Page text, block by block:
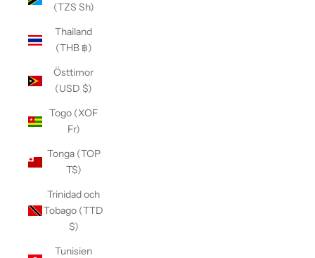
(TZS Sh)
Thailand
(THB ฿)
Östtimor
(USD $)
Togo (XOF
Fr)
Tonga (TOP
T$)
Trinidad och
Tobago (TTD
$)
Tunisien